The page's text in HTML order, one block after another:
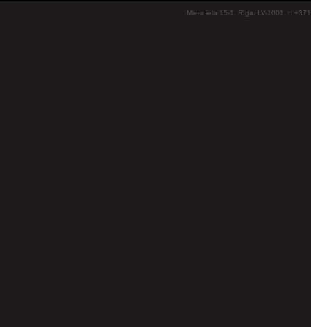
Miera iela 15-1, Rīga, LV-1001, t: